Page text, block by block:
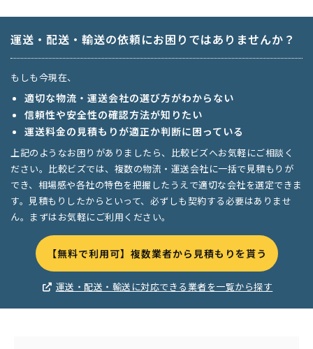
運送・配送・輸送の依頼にお困りではありませんか？
もしも今現在、
適切な物流・運送会社の選び方がわからない
信頼性や安全性の確認方法が知りたい
運送料金の見積もりが適正か判断に困っている
上記のようなお困りがありましたら、比較ビズへお気軽にご相談く
ださい。比較ビズでは、複数の物流・運送会社に一括で見積もりが
でき、相場感や各社の特色を把握したうえで適切な会社を選定できま
す。見積もりしたからといって、必ずしも契約する必要はありませ
ん。まずはお気軽にご利用ください。
【無料で利用可】複数業者から見積もりを貰う
運送・配送・輸送に対応できる業者を一覧から探す